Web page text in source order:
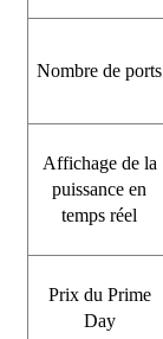
Nombre de ports
Affichage de la
puissance en
temps réel
Prix ​​du Prime
Day